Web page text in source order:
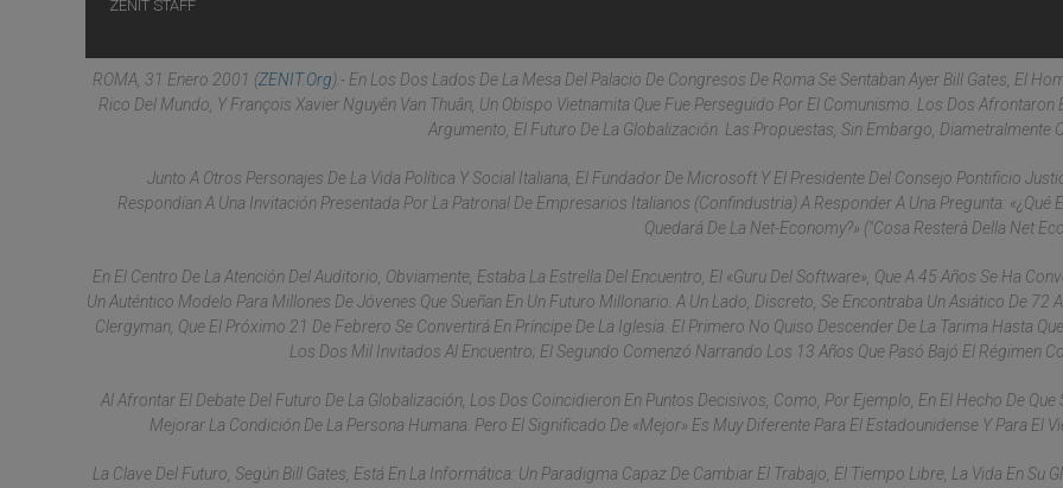
ZENIT STAFF
ROMA, 31 Enero 2001 (ZENIT.org).- En Los Dos Lados De La Mesa Del Palacio De Congresos De Roma Se Sentaban Ayer Bill Gates, El
Rico Del Mundo, Y François Xavier Nguyên Van Thuân, Un Obispo Vietnamita Que Fue Perseguido Por El Comunismo. Los Dos Afrontaron
Argumento, El Futuro De La Globalización. Las Propuestas, Sin Embargo, Diametralmente
Junto A Otros Personajes De La Vida Política Y Social Italiana, El Fundador De Microsoft Y El Presidente Del Consejo Pontificio
Respondían A Una Invitación Presentada Por La Patronal De Empresarios Italianos (Confindustria) A Responder A Una Pregunta: «¿Qué
Quedará De La Net-Economy?» ("Cosa Resterà Della Net
En El Centro De La Atención Del Auditorio, Obviamente, Estaba La Estrella Del Encuentro, El «guru Del Software», Que A 45 Años Se Ha
Un Auténtico Modelo Para Millones De Jóvenes Que Sueñan En Un Futuro Millonario. A Un Lado, Discreto, Se Encontraba Un Asiático De 72
Clergyman, Que El Próximo 21 De Febrero Se Convertirá En Príncipe De La Iglesia. El Primero No Quiso Descender De La Tarima Hasta
Los Dos Mil Invitados Al Encuentro; El Segundo Comenzó Narrando Los 13 Años Que Pasó Bajó El Régimen
Al Afrontar El Debate Del Futuro De La Globalización, Los Dos Coincidieron En Puntos Decisivos, Como, Por Ejemplo, En El Hecho De Que
Mejorar La Condición De La Persona Humana. Pero El Significado De «mejor» Es Muy Diferente Para El Estadounidense Y Para El
La Clave Del Futuro, Según Bill Gates, Está En La Informática: Un Paradigma Capaz De Cambiar El Trabajo, El Tiempo Libre, La Vida En Su